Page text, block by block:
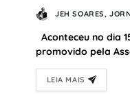
JEH SOARES,
Aconteceu no dia
promovido pela
LEIA MAIS